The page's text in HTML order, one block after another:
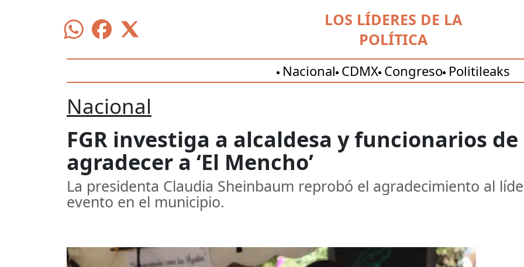
LOS LÍDERES DE LA
POLÍTICA
Nacional CDMX Congreso Politileaks
Nacional
FGR investiga a alcaldesa y funcionarios
agradecer a ‘El Mencho’
La presidenta Claudia Sheinbaum reprobó el agradecimiento al
evento en el municipio.